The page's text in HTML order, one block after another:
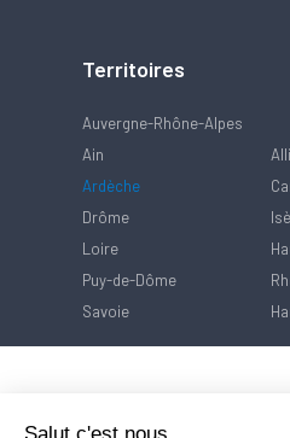
Territoires
Auvergne-Rhône-Alpes
Ain
Ardèche
Drôme
Loire
Puy-de-Dôme
Savoie